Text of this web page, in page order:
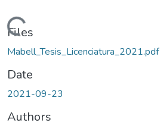
Loading...
Files
Mabell_Tesis_Licenciatura_2021.pdf
Date
2021-09-23
Authors